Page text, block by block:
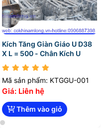
Kích Tăng Giàn Giáo U D38
X L = 500 - Chân Kích U
Mã sản phẩm: KTGGU-001
Giá: Liên hệ
Thêm vào giỏ